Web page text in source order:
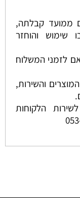
עסקה תוך 14 ימים ממועד קבלתה,
והוחזר
לזמני המשלוח
והשירות,
הלקוחות